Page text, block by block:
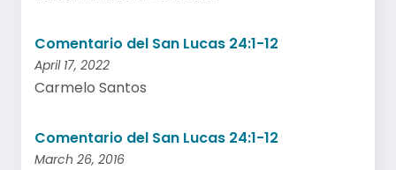
Comentario del San Lucas 24:1-12
April 17, 2022
Carmelo Santos
Comentario del San Lucas 24:1-12
March 26, 2016